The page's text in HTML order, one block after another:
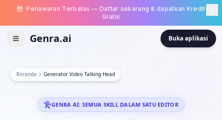
Penawaran Terbatas — Daftar sekarang & dapatkan Kredit
Gratis
Genra.ai Buka aplikasi
Beranda Generator Video Talking Head
GENRA AI: SEMUA SKILL DALAM SATU EDITOR